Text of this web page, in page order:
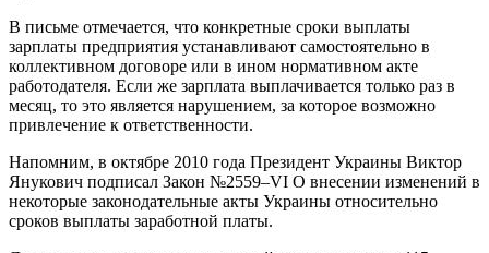
В письме отмечается, что конкретные сроки выплаты
зарплаты предприятия устанавливают самостоятельно в
коллективном договоре или в ином нормативном акте
работодателя. Если же зарплата выплачивается только раз в
месяц, то это является нарушением, за которое возможно
привлечение к ответственности.
Напомним, в октябре 2010 года Президент Украины Виктор
Янукович подписал Закон №2559–VІ О внесении изменений в
некоторые законодательные акты Украины относительно
сроков выплаты заработной платы.